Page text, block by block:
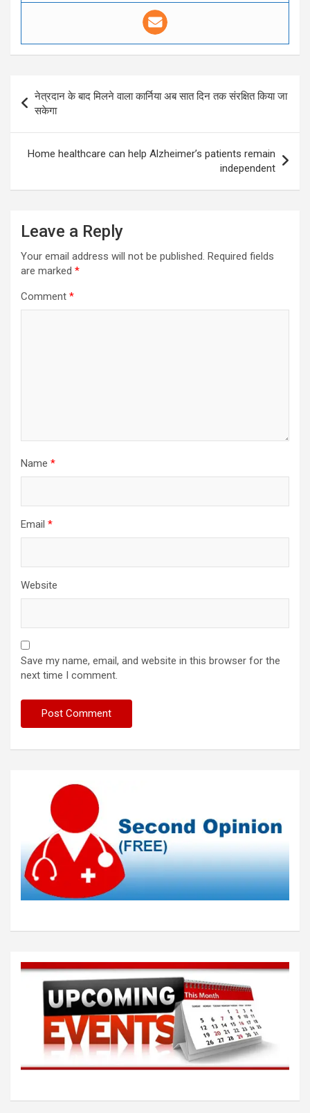
Post
navigation
नेत्रदान के बाद मिलने वाला कार्निया अब सात दिन तक संरक्षित किया जा
सकेगा
Home healthcare can help Alzheimer’s patients remain
independent
Leave a Reply
Your email address will not be published. Required fields
are marked *
Comment *
Name *
Email *
Website
Save my name, email, and website in this browser for the
next time I comment.